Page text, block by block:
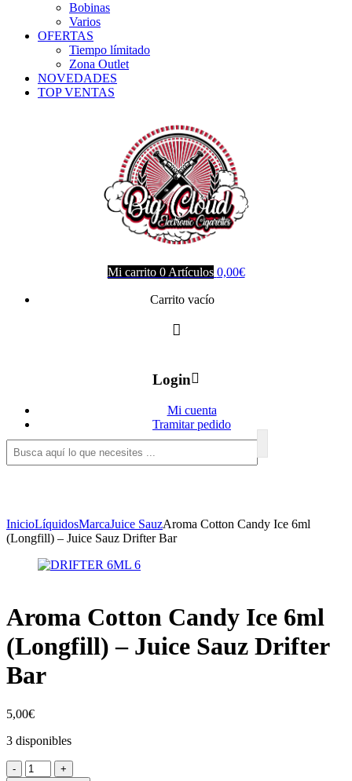
Bobinas
Varios
OFERTAS
Tiempo límitado
Zona Outlet
NOVEDADES
TOP VENTAS
Mi carrito 0 Artículos 0,00€
Carrito vacío
Login
Mi cuenta
Tramitar pedido
InicioLíquidosMarcaJuice SauzAroma Cotton Candy Ice 6ml
(Longfill) – Juice Sauz Drifter Bar
Aroma Cotton Candy Ice 6ml
(Longfill) – Juice Sauz Drifter
Bar
5,00€
3 disponibles
-
Aroma +